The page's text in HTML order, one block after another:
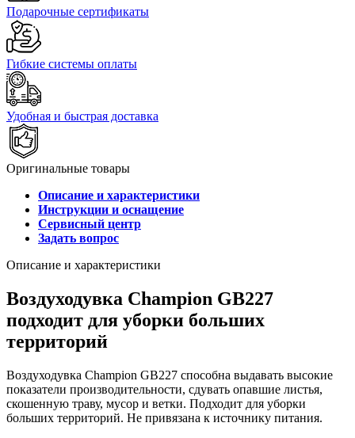
Подарочные сертификаты
Гибкие системы оплаты
Удобная и быстрая доставка
Оригинальные товары
Описание и характеристики
Инструкции и оснащение
Сервисный центр
Задать вопрос
Описание и характеристики
Воздуходувка Champion GB227
подходит для уборки больших
территорий
Воздуходувка Champion GB227 способна выдавать высокие
показатели производительности, сдувать опавшие листья,
скошенную траву, мусор и ветки. Подходит для уборки
больших территорий. Не привязана к источнику питания.